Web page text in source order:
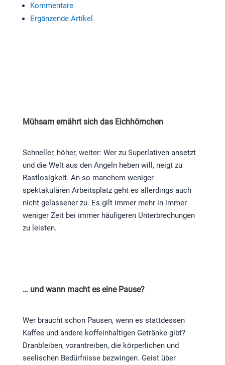
Kommentare
Ergänzende Artikel
Mühsam ernährt sich das Eichhörnchen
Schneller, höher, weiter: Wer zu Superlativen ansetzt
und die Welt aus den Angeln heben will, neigt zu
Rastlosigkeit. An so manchem weniger
spektakulären Arbeitsplatz geht es allerdings auch
nicht gelassener zu. Es gilt immer mehr in immer
weniger Zeit bei immer häufigeren Unterbrechungen
zu leisten.
… und wann macht es eine Pause?
Wer braucht schon Pausen, wenn es stattdessen
Kaffee und andere koffeinhaltigen Getränke gibt?
Dranbleiben, vorantreiben, die körperlichen und
seelischen Bedürfnisse bezwingen. Geist über